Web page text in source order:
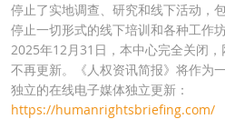
停止了实地调查、研究和线下活动，
停止一切形式的线下培训和各种工作坊
2025年12月31日，本中心完全关闭，
不再更新。《人权资讯简报》将作为
独立的在线电子媒体独立更新：
https://humanrightsbriefing.com/